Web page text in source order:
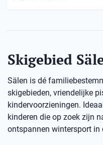
Skigebied
Sälen is dé
skigebieden, vriendelijke
kindervoorzieningen.
kinderen die op zoek zijn
ontspannen wintersport in